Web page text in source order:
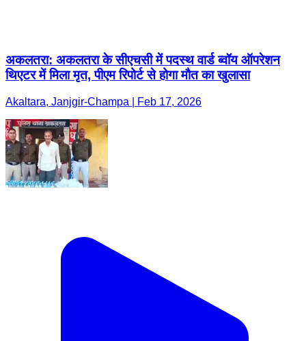
अकलतरा: अकलतरा के सीएचसी में पदस्थ वार्ड ब्वॉय ऑपरेशन
थिएटर में मिला मृत, पीएम रिपोर्ट से होगा मौत का खुलासा
Akaltara, Janjgir-Champa | Feb 17, 2026